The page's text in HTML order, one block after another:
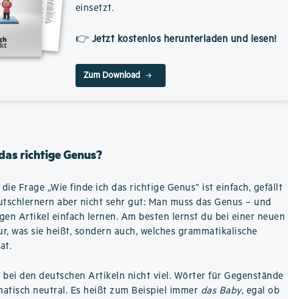
einsetzt.
👉 Jetzt kostenlos herunterladen und lesen!
Zum Download
richtige Genus?
Frage „Wie finde ich das richtige Genus” ist einfach, gefällt
aber nicht sehr gut: Man muss das Genus – und
Artikel einfach lernen. Am besten lernst du bei einer neuen
was sie heißt, sondern auch, welches grammatikalische
den deutschen Artikeln nicht viel. Wörter für Gegenstände
neutral. Es heißt zum Beispiel immer das Baby, egal ob